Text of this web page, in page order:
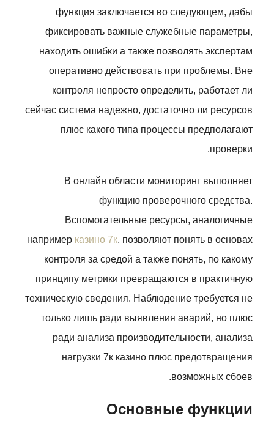
функция заключается во следующем, дабы
фиксировать важные служебные параметры,
находить ошибки а также позволять экспертам
оперативно действовать при проблемы. Вне
контроля непросто определить, работает ли
сейчас система надежно, достаточно ли ресурсов
плюс какого типа процессы предполагают
проверки.
В онлайн области мониторинг выполняет
функцию проверочного средства.
Вспомогательные ресурсы, аналогичные
например казино 7к, позволяют понять в основах
контроля за средой а также понять, по какому
принципу метрики превращаются в практичную
техническую сведения. Наблюдение требуется не
только лишь ради выявления аварий, но плюс
ради анализа производительности, анализа
нагрузки 7к казино плюс предотвращения
возможных сбоев.
Основные функции